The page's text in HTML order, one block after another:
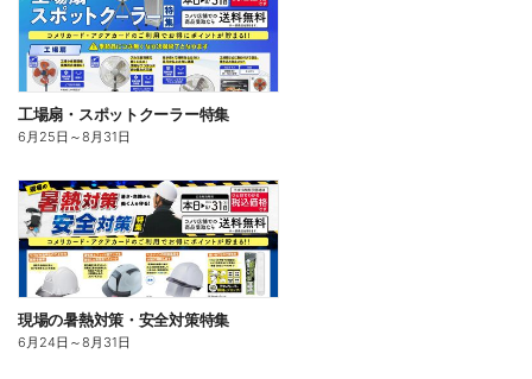
工場扇・スポットクーラー特集
6月25日 ～8月31日
現場の暑熱対策・安全対策特集
6月24日 ～8月31日